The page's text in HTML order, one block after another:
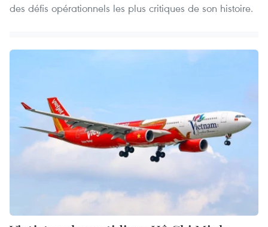
des défis opérationnels les plus critiques de son histoire.